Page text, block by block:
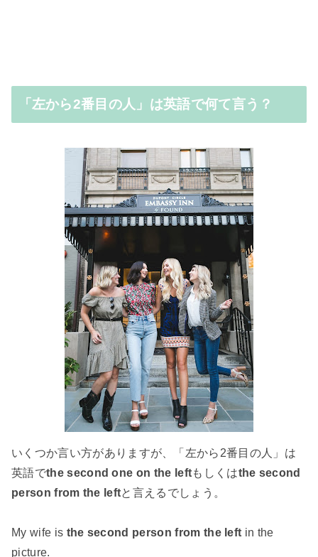
「左から2番目の人」は英語で何て言う？
いくつか言い方がありますが、「左から2番目の人」は
英語でthe second one on the leftもしくはthe second
person from the leftと言えるでしょう。
My wife is the second person from the left in the
picture.